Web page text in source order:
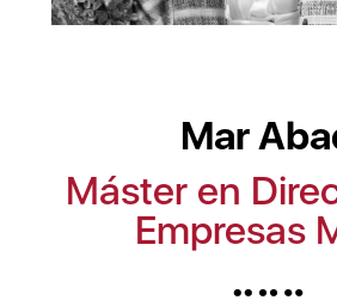
Mar
Máster en
Empresas